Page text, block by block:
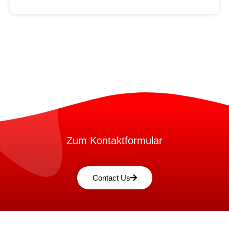
Zum Kontaktformular
Contact Us